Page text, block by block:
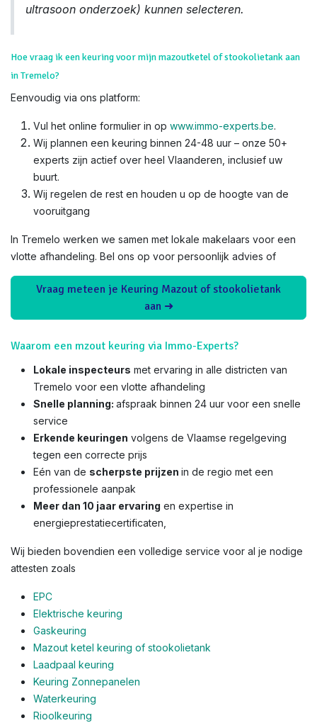
ultrasoon onderzoek) kunnen selecteren.
Hoe vraag ik een keuring voor mijn mazoutketel of stookolietank aan
in Tremelo?
Eenvoudig via ons platform:
Vul het online formulier in op www.immo-experts.be.
Wij plannen een keuring binnen 24-48 uur – onze 50+
experts zijn actief over heel Vlaanderen, inclusief uw
buurt.
Wij regelen de rest en houden u op de hoogte van de
vooruitgang
In Tremelo werken we samen met lokale makelaars voor een
vlotte afhandeling. Bel ons op voor persoonlijk advies of
Vraag meteen je Keuring Mazout of stookolietank
aan ➜
Waarom een mzout keuring via Immo-Experts?
Lokale inspecteurs met ervaring in alle districten van
Tremelo voor een vlotte afhandeling
Snelle planning: afspraak binnen 24 uur voor een snelle
service
Erkende keuringen volgens de Vlaamse regelgeving
tegen een correcte prijs
Eén van de scherpste prijzen in de regio met een
professionele aanpak
Meer dan 10 jaar ervaring en expertise in
energieprestatiecertificaten,
Wij bieden bovendien een volledige service voor al je nodige
attesten zoals
EPC
Elektrische keuring
Gaskeuring
Mazout ketel keuring of stookolietank
Laadpaal keuring
Keuring Zonnepanelen
Waterkeuring
Rioolkeuring